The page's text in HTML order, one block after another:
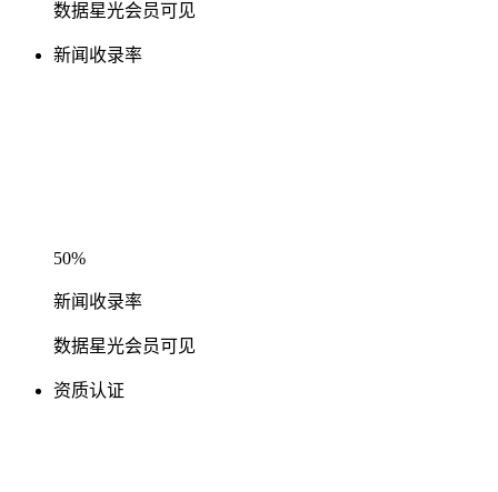
数据星光会员可见
新闻收录率
50%
新闻收录率
数据星光会员可见
资质认证